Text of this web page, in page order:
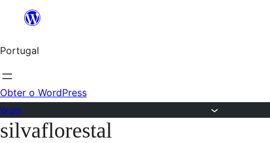
Saltar
o
conteúdo
Portugal
Obter o WordPress
Saltar
silvaflorestal